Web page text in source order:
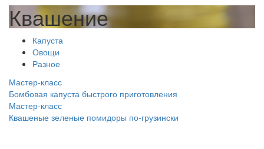
Квашение
Капуста
Овощи
Разное
Мастер-класс
Бомбовая капуста быстрого приготовления
Мастер-класс
Квашеные зеленые помидоры по-грузински